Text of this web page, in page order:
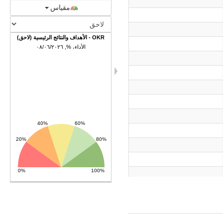
مقياس
OKR - الأهداف والنتائج الرئيسية (لاحق)
الأداء، %, ٠٨/٠٦/٢٠٢٦